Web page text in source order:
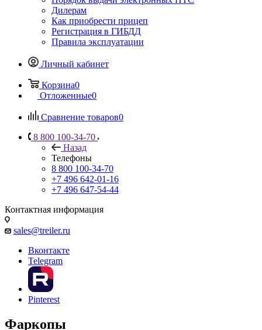
Дилерам
Как приобрести прицеп
Регистрация в ГИБДД
Правила эксплуатации
Личный кабинет
Корзина0
Отложенные0
Сравнение товаров0
8 800 100-34-70
Назад
Телефоны
8 800 100-34-70
+7 496 642-01-16
+7 496 647-54-44
Контактная информация
sales@treiler.ru
Вконтакте
Telegram
Pinterest
Фаркопы